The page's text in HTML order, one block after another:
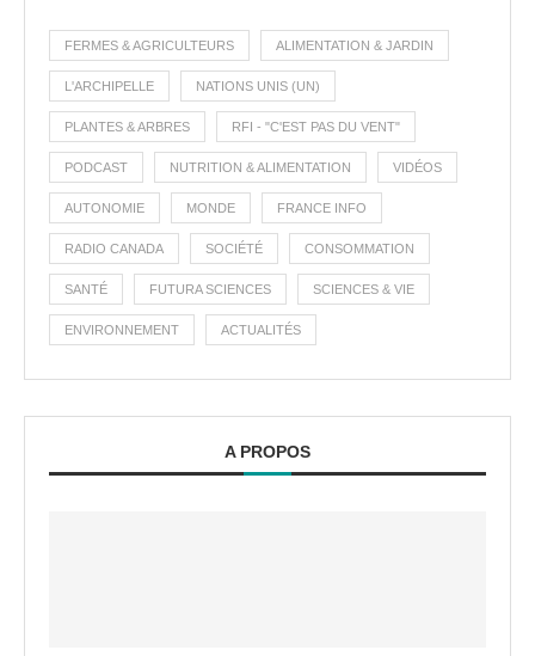
FERMES & AGRICULTEURS ALIMENTATION & JARDIN
L'ARCHIPELLE NATIONS UNIS (UN)
PLANTES & ARBRES RFI - "C'EST PAS DU VENT"
PODCAST NUTRITION & ALIMENTATION VIDÉOS
AUTONOMIE MONDE FRANCE INFO
RADIO CANADA SOCIÉTÉ CONSOMMATION
SANTÉ FUTURA SCIENCES SCIENCES & VIE
ENVIRONNEMENT ACTUALITÉS
A PROPOS